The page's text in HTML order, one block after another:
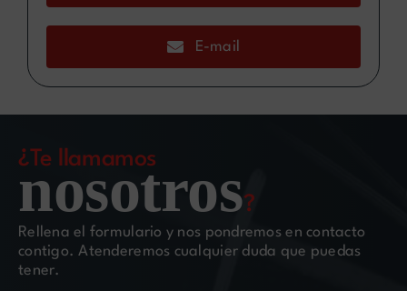
E-mail
¿Te llamamos
nosotros?
Rellena el formulario y nos pondremos en contacto
contigo. Atenderemos cualquier duda que puedas
tener.